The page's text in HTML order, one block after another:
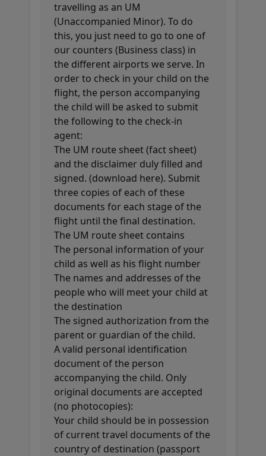
travelling as an UM
(Unaccompanied Minor). To do
this, you just need to go to one of
our counters (Business class) in
the different airports we serve. In
order to check in your child on the
flight, the person accompanying
the child will be asked to submit
the following to the check-in
agent:
The UM route sheet (fact sheet)
and the disclaimer duly filled and
signed. (download here). Submit
three copies of each of these
documents for each stage of the
flight until the final destination.
The UM route sheet contains
The personal information of your
child as well as his flight number
The names and addresses of the
people who will meet your child at
the destination
The signed authorization from the
parent or guardian of the child.
A valid personal identification
document of the person
accompanying the child. Only
original documents are accepted
(no photocopies):
Your child should be in possession
of current travel documents of the
country of destination (passport